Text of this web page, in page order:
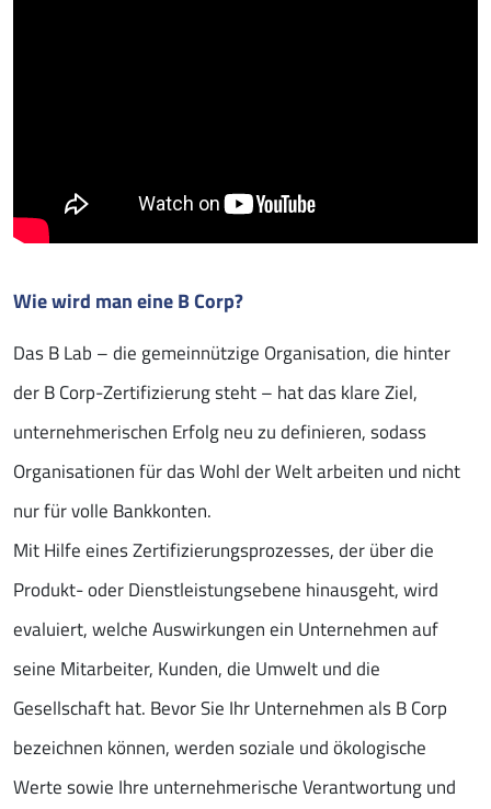
Wie wird man eine B Corp?
Das B Lab – die gemeinnützige Organisation, die hinter
der B Corp-Zertifizierung steht – hat das klare Ziel,
unternehmerischen Erfolg neu zu definieren, sodass
Organisationen für das Wohl der Welt arbeiten und nicht
nur für volle Bankkonten.
Mit Hilfe eines Zertifizierungsprozesses, der über die
Produkt- oder Dienstleistungsebene hinausgeht, wird
evaluiert, welche Auswirkungen ein Unternehmen auf
seine Mitarbeiter, Kunden, die Umwelt und die
Gesellschaft hat. Bevor Sie Ihr Unternehmen als B Corp
bezeichnen können, werden soziale und ökologische
Werte sowie Ihre unternehmerische Verantwortung und